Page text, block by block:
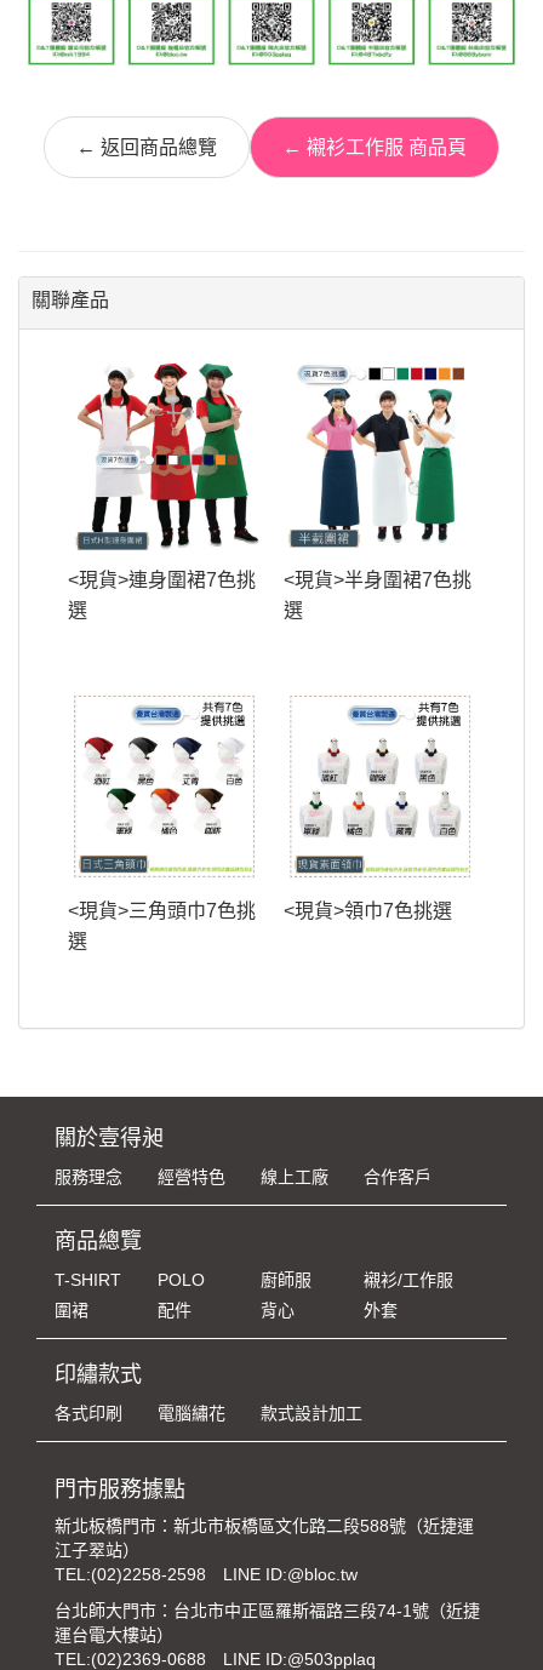
← 返回商品總覽 ← 襯衫工作服 商品頁
關聯產品
<現貨>連身圍裙7色挑
選
<現貨>半身圍裙7色挑
選
<現貨>三角頭巾7色挑
選
<現貨>領巾7色挑選
關於壹得昶
服務理念 經營特色 線上工廠 合作客戶
商品總覽
T-SHIRT POLO 廚師服
襯衫/工作服
圍裙
配件 背心 外套
印繡款式
各式印刷 電腦繡花 款式設計加工
門市服務據點
新北板橋門市：新北市板橋區文化路二段588號（近捷運
江子翠站）
TEL:(02)2258-2598
LINE ID:@bloc.tw
台北師大門市：台北市中正區羅斯福路三段74-1號（近捷
運台電大樓站）
TEL:(02)2369-0688 LINE ID:@503pplaq